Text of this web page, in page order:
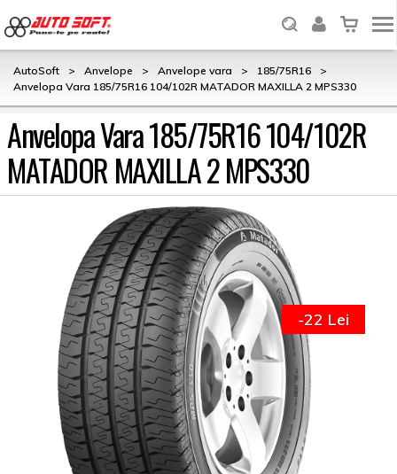
AutoSoft > Anvelope > Anvelope vara > 185/75R16
>
Anvelopa Vara 185/75R16 104/102R MATADOR MAXILLA 2 MPS330
Anvelopa Vara 185/75R16 104/102R
MATADOR MAXILLA 2 MPS330
-22 Lei